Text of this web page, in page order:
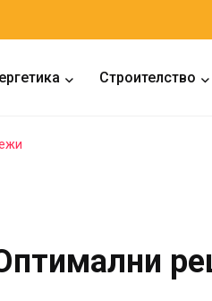
Строителство